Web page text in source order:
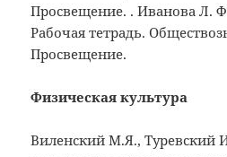
Просвещение. . Иванова Л.
Рабочая тетрадь.
Просвещение.
Физическая культура
Виленский М.Я., Туревский